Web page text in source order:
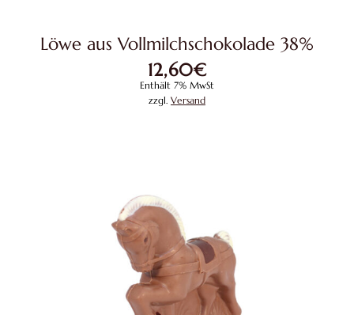
Löwe aus Vollmilchschokolade 38%
12,60€
Enthält 7% MwSt
zzgl. Versand